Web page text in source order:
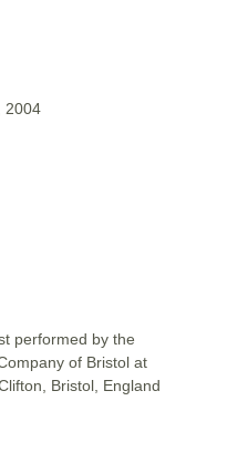
2004
performed by the
of Bristol at
Bristol, England